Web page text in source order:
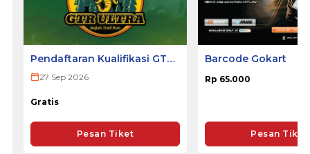
Pendaftaran Kualifikasi GTR
ULTRA 2026
27 Sep 2026
Gratis
Pesan Tiket
Barcode Gokart
Rp 65.000
Pesan Tiket